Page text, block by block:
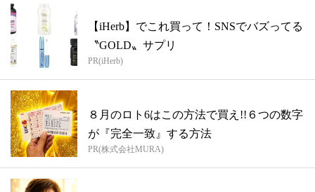
【iHerb】でこれ買って！SNSでバズってる
〝GOLD〟サプリ
PR(iHerb)
８月のロト6はこの方法で買え!!６つの数字
が『完全一致』する方法
PR(株式会社MURA)